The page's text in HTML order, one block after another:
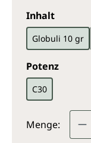
Inhalt
Globuli 10 gr
Potenz
C30
Menge: